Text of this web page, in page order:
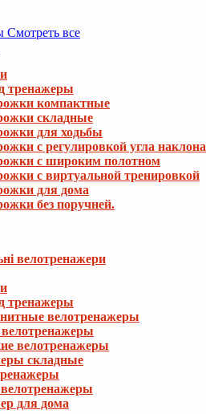
Смотреть все
тренажеры
компактные
складные
для ходьбы
с регулировкой угла наклона
с широким полотном
с виртуальной тренировкой
для дома
без поручней.
велотренажери
тренажеры
велотренажеры
велотренажеры
складные
для дома